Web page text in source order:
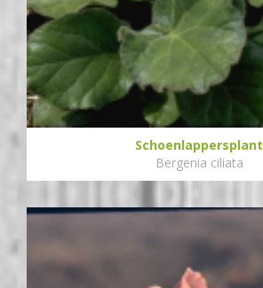
Schoenlappersplant
Bergenia ciliata